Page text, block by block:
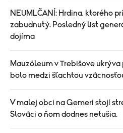
NEUMLČANÍ: Hrdina, ktorého
zabudnutý. Posledný list
dojíma
Mauzóleum v Trebišove
bolo medzi šľachtou
V malej obci na Gemeri stojí
Slováci o ňom dodnes netušia.